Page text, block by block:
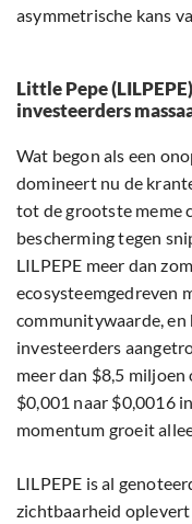
asymmetrische kans
Little Pepe
investeerders
Wat begon als een
domineert nu de
tot de grootste meme
bescherming tegen
LILPEPE meer dan
ecosysteemgedreven
communitywaarde, en
investeerders
meer dan $8,5 miljoen
$0,001 naar $0,0016
momentum groeit
LILPEPE is al
zichtbaarheid